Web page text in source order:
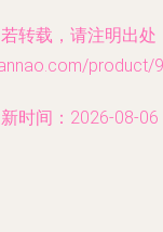
转载，请注明出处
product/
时间：2026-08-06